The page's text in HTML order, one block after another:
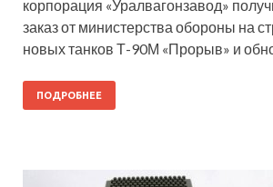
корпорация «Уралвагонзавод»
заказ от министерства обороны на
новых танков Т-90М «Прорыв» и
ПОДРОБНЕЕ